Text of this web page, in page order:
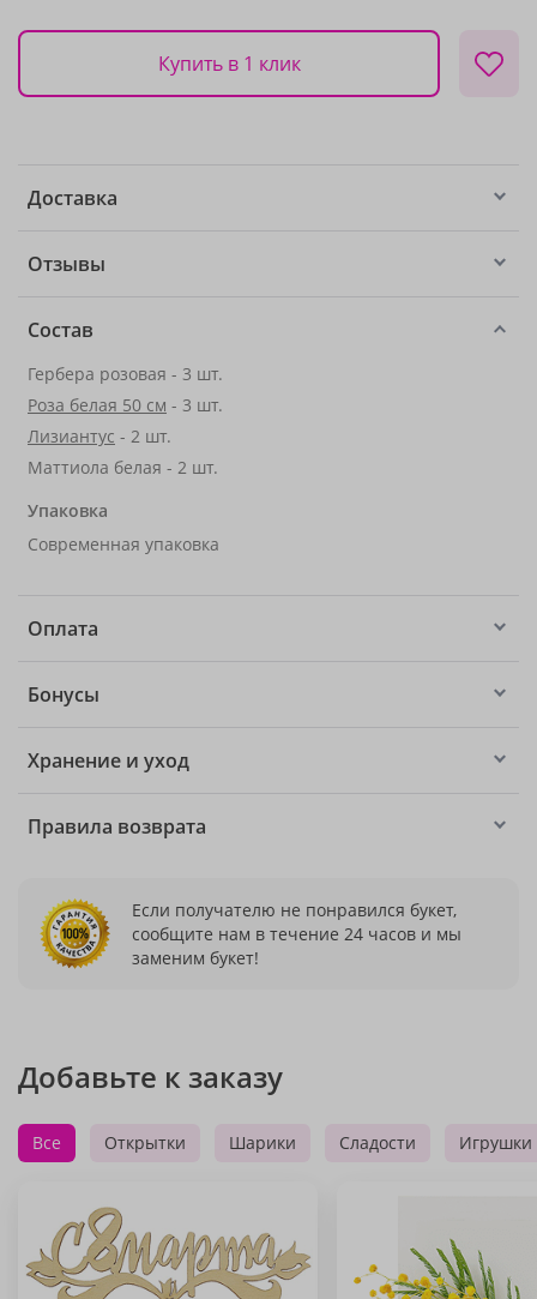
Купить в 1 клик
Доставка
Отзывы
Состав
Гербера розовая - 3 шт.
Роза белая 50 см - 3 шт.
Лизиантус - 2 шт.
Маттиола белая - 2 шт.
Упаковка
Современная упаковка
Оплата
Бонусы
Хранение и уход
Правила возврата
Если получателю не понравился букет,
сообщите нам в течение 24 часов и мы
заменим букет!
Добавьте к заказу
Все Открытки Шарики Сладости Игрушки